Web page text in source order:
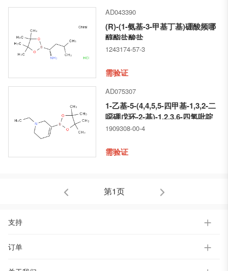
AD043390
(R)-(1-氨基-3-甲基丁基)硼酸频哪
醇酯盐酸盐
1243174-57-3
需验证
AD075307
1-乙基-5-(4,4,5,5-四甲基-1,3,2-二
噁硼戊环-2-基)-1,2,3,6-四氢吡啶
1909308-00-4
需验证
第1页
支持
订单